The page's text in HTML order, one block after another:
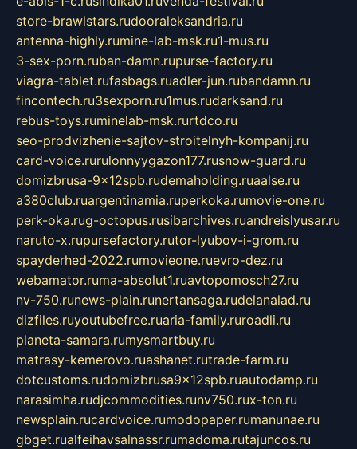
store-brawlstars.rudooraleksandria.ru
antenna-highly.rumine-lab-msk.ru1-mus.ru
3-sex-porn.ruban-damn.rupurse-factory.ru
viagra-tablet.rufasbags.ruadler-jun.rubandamn.ru
fincontech.ru3sexporn.ru1mus.rudarksand.ru
rebus-toys.ruminelab-msk.rurtdco.ru
seo-prodvizhenie-sajtov-stroitelnyh-kompanij.ru
card-voice.rurulonnyygazon177.rusnow-guard.ru
domizbrusa-9x12spb.rudemaholding.ruaalse.ru
a380club.ruargentinamia.ruperkoka.rumovie-one.ru
perk-oka.rug-octopus.rusibarchives.ruandreislyusar.ru
naruto-x.rupursefactory.rutor-lyubov-i-grom.ru
spayderhed-2022.rumovieone.ruevro-dez.ru
webamator.ruma-absolut1.ruavtopomosch27.ru
nv-750.runews-plain.runertansaga.rudelanalad.ru
dizfiles.ruyoutubefree.ruaria-family.ruroadli.ru
planeta-samara.rumysmartbuy.ru
matrasy-kemerovo.ruashanet.rutrade-farm.ru
dotcustoms.rudomizbrusa9x12spb.ruautodamp.ru
narasimha.rudjcommodities.runv750.rux-ton.ru
newsplain.rucardvoice.rumodopaper.rumanunae.ru
gbget.rualfeihavsalnassr.rumadoma.rutajuncos.ru